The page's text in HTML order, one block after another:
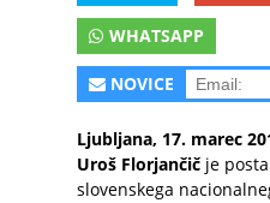
WHATSAPP
NOVICE
Ljubljana, 17. marec
Uroš Florjančič je
slovenskega